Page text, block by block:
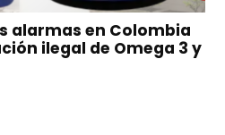
alarmas en Colombia
ilegal de Omega 3 y